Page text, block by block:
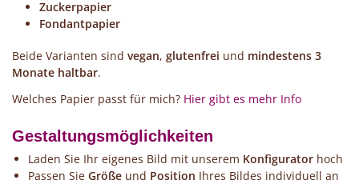
Zuckerpapier
Fondantpapier
Beide Varianten sind vegan, glutenfrei und mindestens 3
Monate haltbar.
Welches Papier passt für mich? Hier gibt es mehr Info
Gestaltungsmöglichkeiten
Laden Sie Ihr eigenes Bild mit unserem Konfigurator hoch
Passen Sie Größe und Position Ihres Bildes individuell an